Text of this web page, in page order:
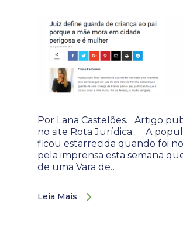
Por Lana Castelões. Artigo
no site Rota Jurídica. A
ficou estarrecida quando foi
pela imprensa esta semana
de uma Vara de…
Leia Mais